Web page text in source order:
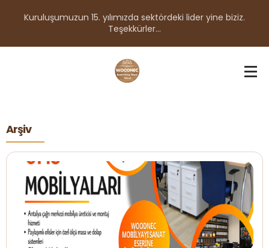
Kuruluşumuzun 15. yılımızda sektördeki lider yine biziz.
Teşekkürler...
Arşiv